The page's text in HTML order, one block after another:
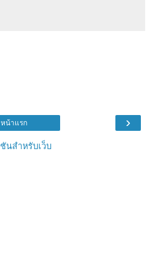
›
หน้าแรก
นสำหรับเว็บ